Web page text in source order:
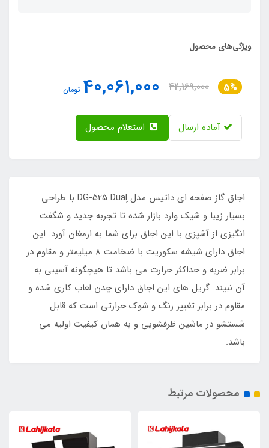
ویژگی‌های محصول
5%
42,169,000
40,061,000 تومان
آماده ارسال
اجاق گاز صفحه ای داتیس مدل ِDG-525 Dual با طراحی
بسیار زیبا و شیک وارد بازار شده تا تجربه جدید و شگفت
انگیزی از آشپزی با این اجاق برای شما به ارمغان آورد. این
اجاق دارای شیشه سکوریت با ضخامت 8 میلیمتر و مقاوم در
برابر ضربه و حداکثر حرارت می باشد تا هیچگونه آسیبی به
آن نبیند. گریل های این اجاق دارای چدن لعاب کاری شده و
مقاوم در برابر تغییر رنگ و شوک حرارتی است که قابل
شستشو در ماشین ظرفشویی و به همان کیفیت اولیه می
باشد.
محصولات مرتبط